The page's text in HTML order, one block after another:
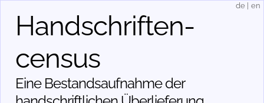
Handschriften­
census
Eine Bestandsaufnahme der
de en